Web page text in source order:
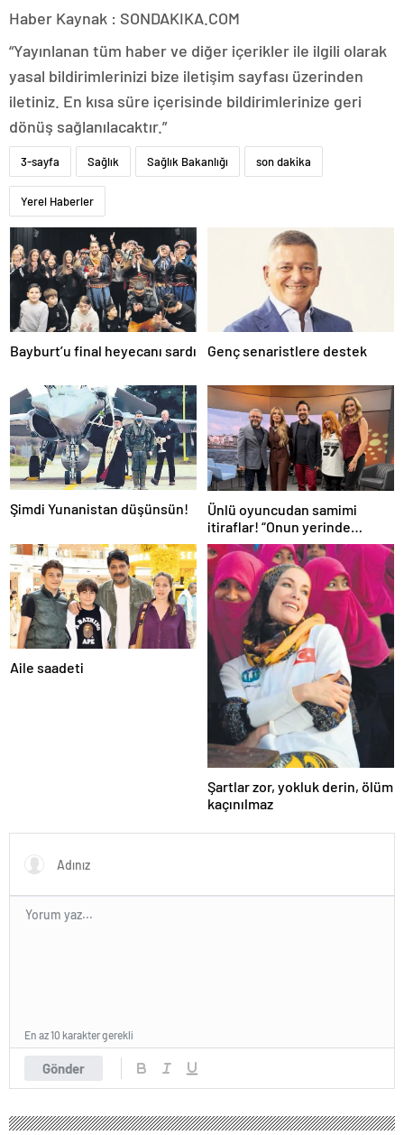
Haber Kaynak : SONDAKIKA.COM
“Yayınlanan tüm haber ve diğer içerikler ile ilgili olarak
yasal bildirimlerinizi bize iletişim sayfası üzerinden
iletiniz. En kısa süre içerisinde bildirimlerinize geri
dönüş sağlanılacaktır.”
3-sayfa Sağlık Sağlık Bakanlığı son dakika
Yerel Haberler
Bayburt’u final heyecanı sardı Genç senaristlere destek
Şimdi Yunanistan düşünsün!
Ünlü oyuncudan samimi
itiraflar! “Onun yerinde
olsaydım diye çok düşündüm”
Aile saadeti
Şartlar zor, yokluk derin, ölüm
kaçınılmaz
Gönder
En az 10 karakter gerekli